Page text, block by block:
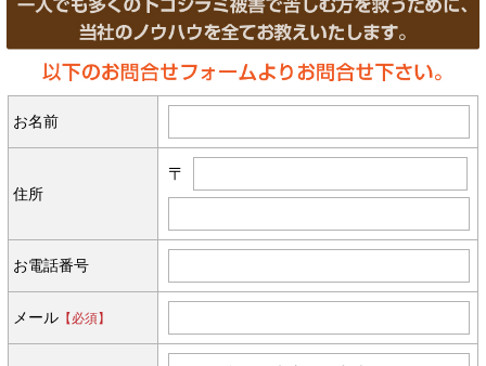
お名前
住所
〒
お電話番号
メール 【必須】